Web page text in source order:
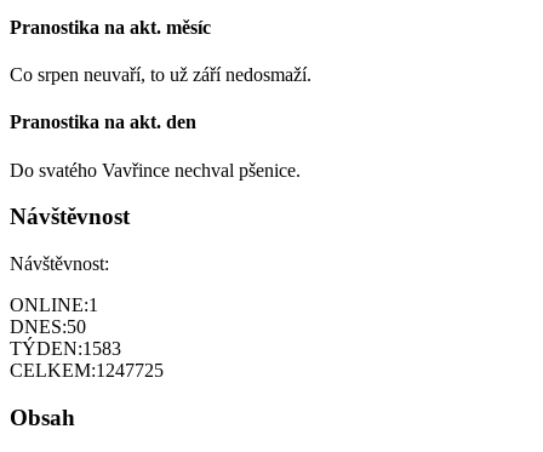
Pranostika na akt. měsíc
Co srpen neuvaří, to už září nedosmaží.
Pranostika na akt. den
Do svatého Vavřince nechval pšenice.
Návštěvnost
Návštěvnost:
ONLINE:1
DNES:50
TÝDEN:1583
CELKEM:1247725
Obsah